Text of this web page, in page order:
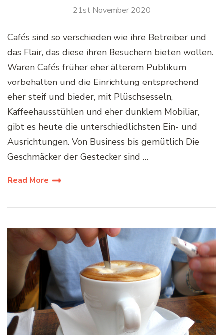
21st November 2020
Cafés sind so verschieden wie ihre Betreiber und
das Flair, das diese ihren Besuchern bieten wollen.
Waren Cafés früher eher älterem Publikum
vorbehalten und die Einrichtung entsprechend
eher steif und bieder, mit Plüschsesseln,
Kaffeehausstühlen und eher dunklem Mobiliar,
gibt es heute die unterschiedlichsten Ein- und
Ausrichtungen. Von Business bis gemütlich Die
Geschmäcker der Gestecker sind …
Read More